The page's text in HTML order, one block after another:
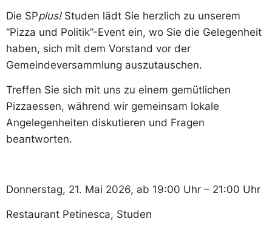
Die SPplus!Studen lädt Sie herzlich zu unserem
“Pizza und Politik”-Event ein, wo Sie die Gelegenheit
haben, sich mit dem Vorstand vor der
Gemeindeversammlung auszutauschen.
Treffen Sie sich mit uns zu einem gemütlichen
Pizzaessen, während wir gemeinsam lokale
Angelegenheiten diskutieren und Fragen
beantworten.
Donnerstag, 21. Mai 2026, ab 19:00 Uhr – 21:00 Uhr
Restaurant Petinesca, Studen